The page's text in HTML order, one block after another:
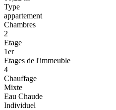
Type
appartement
Chambres
2
Etage
1er
Etages de l'immeuble
4
Chauffage
Mixte
Eau Chaude
Individuel